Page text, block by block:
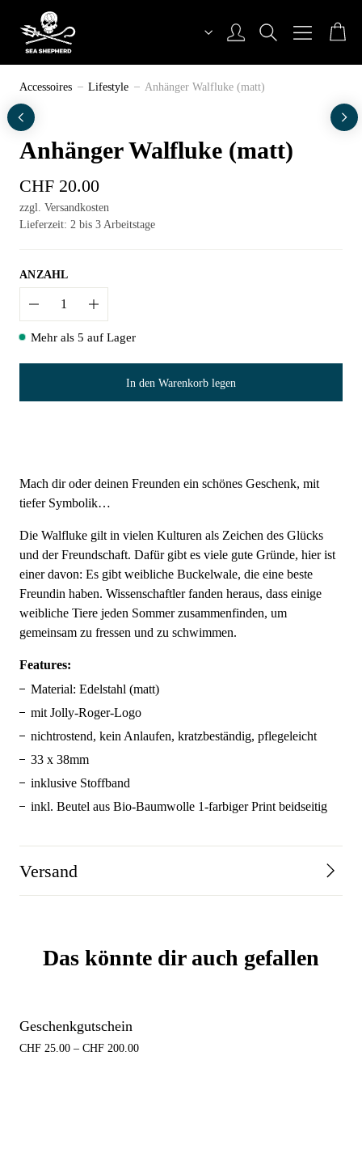
Inhalt
Sea Shepherd Switzerland
Accessoires Lifestyle Anhänger Walfluke (matt)
Anhänger Walfluke (matt)
CHF 20.00
zzgl. Versandkosten
Lieferzeit: 2 bis 3 Arbeitstage
ANZAHL
Anzahl
Mehr als 5 auf Lager
In den Warenkorb legen
Mach dir oder deinen Freunden ein schönes Geschenk, mit
tiefer Symbolik…
Die Walfluke gilt in vielen Kulturen als Zeichen des Glücks
und der Freundschaft. Dafür gibt es viele gute Gründe, hier ist
einer davon: Es gibt weibliche Buckelwale, die eine beste
Freundin haben. Wissenschaftler fanden heraus, dass einige
weibliche Tiere jeden Sommer zusammenfinden, um
gemeinsam zu fressen und zu schwimmen.
Features:
Material: Edelstahl (matt)
mit Jolly-Roger-Logo
nichtrostend, kein Anlaufen, kratzbeständig, pflegeleicht
33 x 38mm
inklusive Stoffband
inkl. Beutel aus Bio-Baumwolle 1-farbiger Print beidseitig
Versand
Das könnte dir auch gefallen
Geschenkgutschein
CHF 25.00 – CHF 200.00